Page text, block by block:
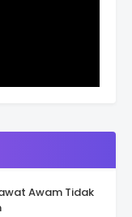
Awam Tidak